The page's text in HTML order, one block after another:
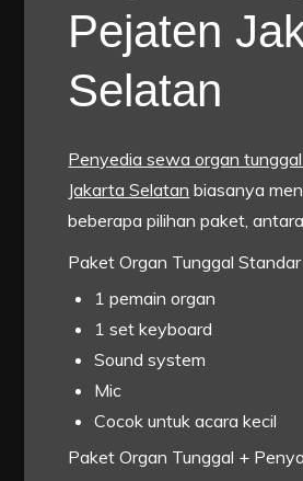
Pejaten
Selatan
Penyedia sewa organ
Jakarta Selatan biasanya
beberapa pilihan paket,
Paket Organ Tunggal Standar
1 pemain organ
1 set keyboard
Sound system
Mic
Cocok untuk acara kecil
Paket Organ Tunggal +